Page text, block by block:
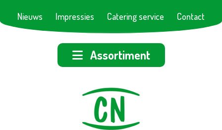
Nieuws Impressies Catering service Contact
Assortiment